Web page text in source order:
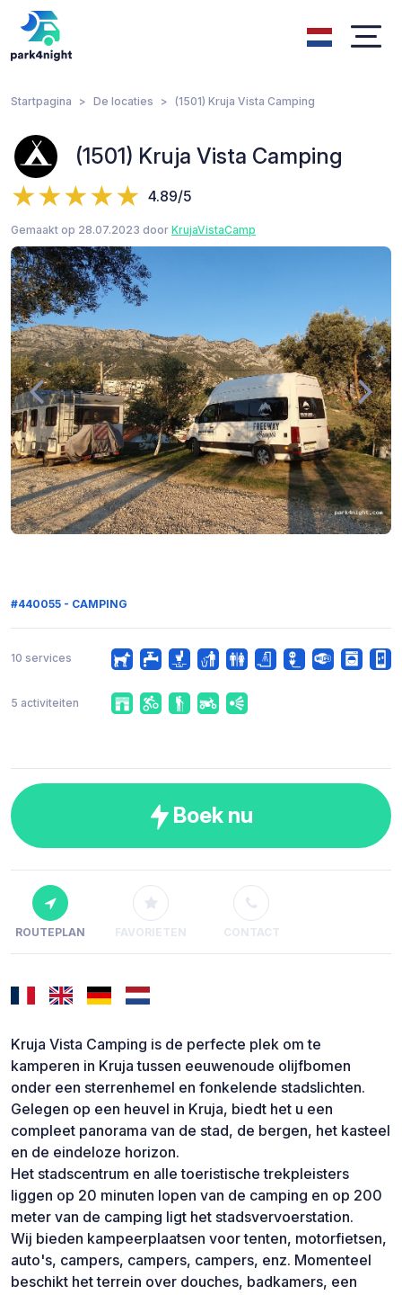
Startpagina De locaties (1501) Kruja Vista Camping
(1501) Kruja Vista Camping
4.89/5
Gemaakt op 28.07.2023 door KrujaVistaCamp
#440055 - CAMPING
10 services
5 activiteiten
Boek nu
ROUTEPLAN FAVORIETEN CONTACT
Kruja Vista Camping is de perfecte plek om te
kamperen in Kruja tussen eeuwenoude olijfbomen
onder een sterrenhemel en fonkelende stadslichten.
Gelegen op een heuvel in Kruja, biedt het u een
compleet panorama van de stad, de bergen, het kasteel
en de eindeloze horizon.
Het stadscentrum en alle toeristische trekpleisters
liggen op 20 minuten lopen van de camping en op 200
meter van de camping ligt het stadsvervoerstation.
Wij bieden kampeerplaatsen voor tenten, motorfietsen,
auto's, campers, campers, campers, enz. Momenteel
beschikt het terrein over douches, badkamers, een